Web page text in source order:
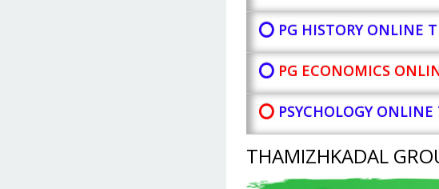
⭕ PG HISTORY ONLINE
⭕ PG ECONOMICS
⭕ PSYCHOLOGY ONLINE
THAMIZHKADAL